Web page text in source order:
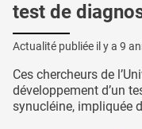
test de
Actualité publiée il y a 9
Ces chercheurs de
développement d’un
synucléine, impliquée